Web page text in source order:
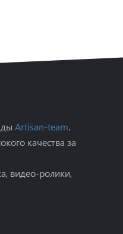
Artisan-team.
качества за
видео-ролики,